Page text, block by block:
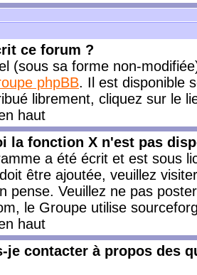
ce forum ?
(sous sa forme non-
phpBB. Il est disponible
librement, cliquez sur le
haut
la fonction X n'est pas
a été écrit et est sous
être ajoutée, veuillez
pense. Veuillez ne pas
le Groupe utilise
haut
je contacter à propos des